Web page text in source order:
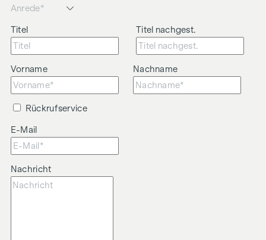
Titel Titel nachgest.
Vorname Nachname
Rückrufservice
E-Mail
Nachricht